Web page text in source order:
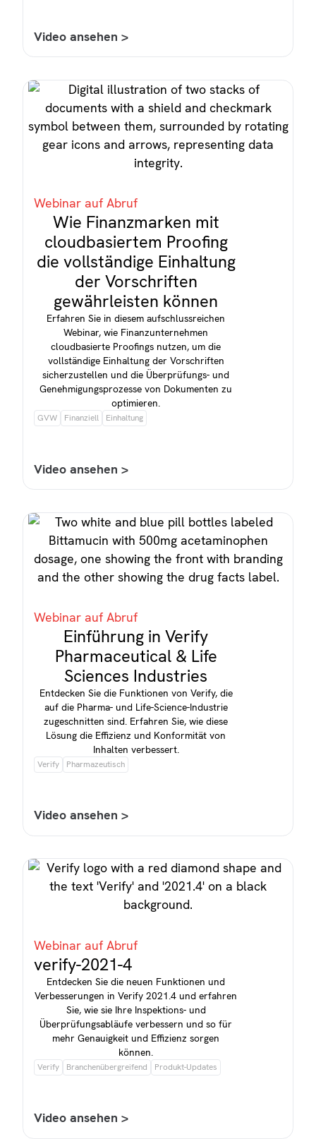
Video ansehen >
Webinar auf Abruf
Wie Finanzmarken mit
cloudbasiertem Proofing
die vollständige Einhaltung
der Vorschriften
gewährleisten können
Erfahren Sie in diesem aufschlussreichen
Webinar, wie Finanzunternehmen
cloudbasierte Proofings nutzen, um die
vollständige Einhaltung der Vorschriften
sicherzustellen und die Überprüfungs- und
Genehmigungsprozesse von Dokumenten zu
optimieren.
GVW Finanziell Einhaltung
Video ansehen >
Webinar auf Abruf
Einführung in Verify
Pharmaceutical & Life
Sciences Industries
Entdecken Sie die Funktionen von Verify, die
auf die Pharma- und Life-Science-Industrie
zugeschnitten sind. Erfahren Sie, wie diese
Lösung die Effizienz und Konformität von
Inhalten verbessert.
Verify Pharmazeutisch
Video ansehen >
Webinar auf Abruf
verify-2021-4
Entdecken Sie die neuen Funktionen und
Verbesserungen in Verify 2021.4 und erfahren
Sie, wie sie Ihre Inspektions- und
Überprüfungsabläufe verbessern und so für
mehr Genauigkeit und Effizienz sorgen
können.
Verify Branchenübergreifend Produkt-Updates
Video ansehen >